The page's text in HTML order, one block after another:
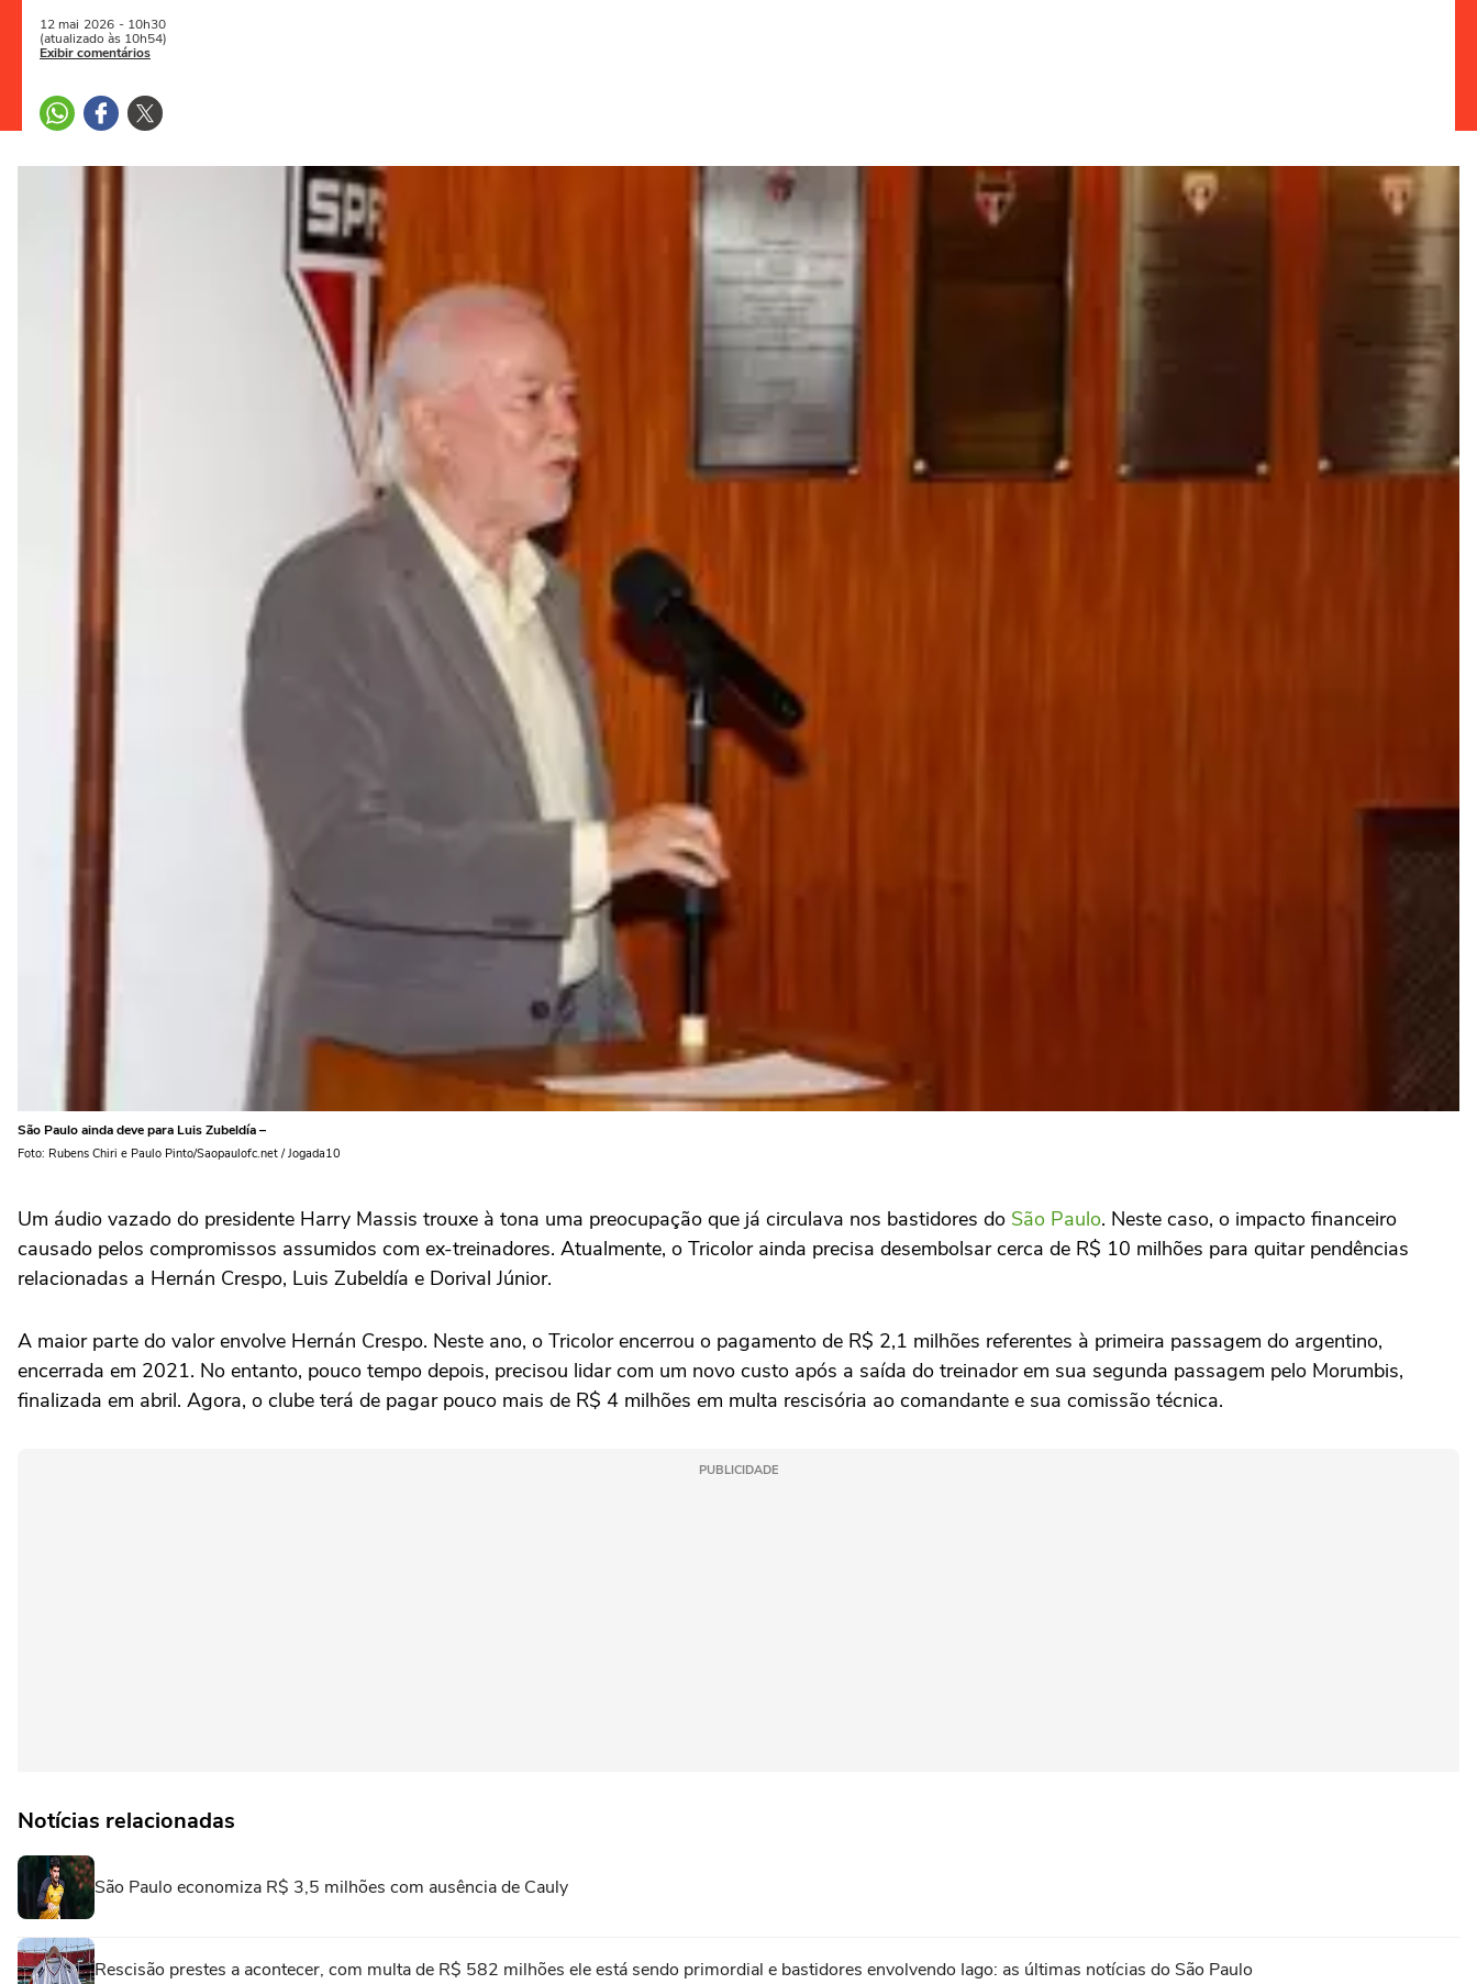
12 mai 2026 - 10h30
(atualizado às 10h54)
Exibir comentários
São Paulo ainda deve para Luis Zubeldía –
Foto: Rubens Chiri e Paulo Pinto/Saopaulofc.net / Jogada10
Um áudio vazado do presidente Harry Massis trouxe à tona uma preocupação que já circulava nos bastidores do São Paulo. Neste caso, o impacto financeiro
causado pelos compromissos assumidos com ex-treinadores. Atualmente, o Tricolor ainda precisa desembolsar cerca de R$ 10 milhões para quitar pendências
relacionadas a Hernán Crespo, Luis Zubeldía e Dorival Júnior.
A maior parte do valor envolve Hernán Crespo. Neste ano, o Tricolor encerrou o pagamento de R$ 2,1 milhões referentes à primeira passagem do argentino,
encerrada em 2021. No entanto, pouco tempo depois, precisou lidar com um novo custo após a saída do treinador em sua segunda passagem pelo Morumbis,
finalizada em abril. Agora, o clube terá de pagar pouco mais de R$ 4 milhões em multa rescisória ao comandante e sua comissão técnica.
PUBLICIDADE
Notícias relacionadas
São Paulo economiza R$ 3,5 milhões com ausência de Cauly
Rescisão prestes a acontecer, com multa de R$ 582 milhões ele está sendo primordial e bastidores envolvendo Iago: as últimas notícias do São Paulo